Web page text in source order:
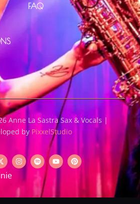
FAQ
Anne La Sastra Sax & Vocals |
by PixxelStudio